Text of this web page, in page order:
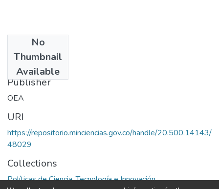
No
Thumbnail
Available
1981
Publisher
OEA
URI
https://repositorio.minciencias.gov.co/handle/20.500.14143/
48029
Collections
Políticas de Ciencia, Tecnología e Innovación